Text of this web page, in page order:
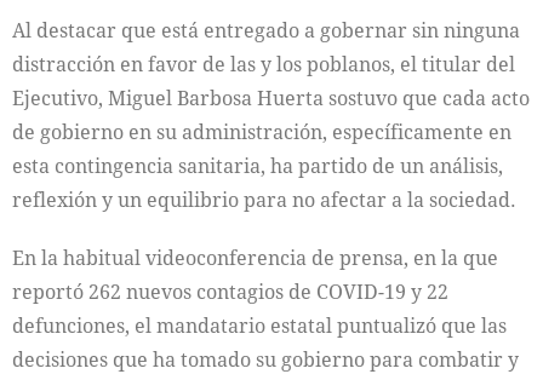
Al destacar que está entregado a gobernar sin ninguna
distracción en favor de las y los poblanos, el titular del
Ejecutivo, Miguel Barbosa Huerta sostuvo que cada acto
de gobierno en su administración, específicamente en
esta contingencia sanitaria, ha partido de un análisis,
reflexión y un equilibrio para no afectar a la sociedad.
En la habitual videoconferencia de prensa, en la que
reportó 262 nuevos contagios de COVID-19 y 22
defunciones, el mandatario estatal puntualizó que las
decisiones que ha tomado su gobierno para combatir y